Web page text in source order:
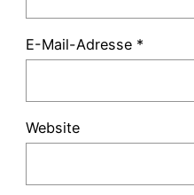
E-Mail-Adresse *
Website